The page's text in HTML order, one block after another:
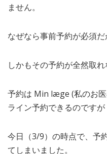
ません。
なぜなら事前予約が必須だ
しかもその予約が全然取れ
予約は Min læge (私のお
ライン予約できるのですが
今日（3/9）の時点で、予
てしまいました。